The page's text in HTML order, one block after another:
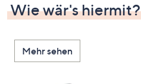
Wie wär's hiermit?
Mehr sehen